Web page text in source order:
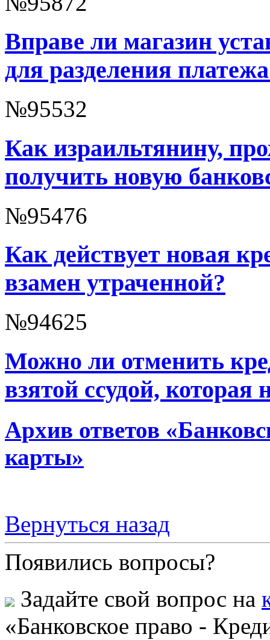
Вправе ли магазин
для разделения
№95532
Как израильтянину,
получить новую
№95476
Как действует новая
взамен утраченной?
№94625
Можно ли отменить
взятой ссудой, которая
Архив ответов
карты»
Вернуться назад
Появились вопросы?
Задайте свой вопрос на
«Банковское право -